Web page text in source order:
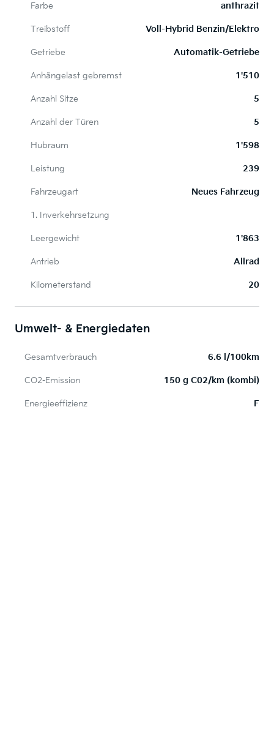
Farbe anthrazit
Treibstoff Voll-Hybrid Benzin/Elektro
Getriebe Automatik-Getriebe
Anhängelast gebremst 1'510
Anzahl Sitze 5
Anzahl der Türen 5
Hubraum 1'598
Leistung 239
Fahrzeugart Neues Fahrzeug
1. Inverkehrsetzung
Leergewicht 1'863
Antrieb Allrad
Kilometerstand 20
Umwelt- & Energiedaten
Gesamtverbrauch 6.6 l/100km
CO2-Emission 150 g C02/km (kombi)
Energieeffizienz F